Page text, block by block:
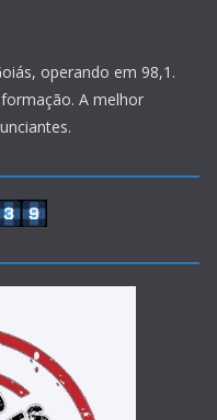
operando em 98,1.
A melhor